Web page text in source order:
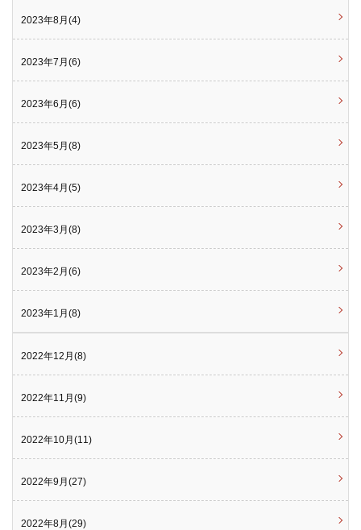
2023年8月(4)
2023年7月(6)
2023年6月(6)
2023年5月(8)
2023年4月(5)
2023年3月(8)
2023年2月(6)
2023年1月(8)
2022年12月(8)
2022年11月(9)
2022年10月(11)
2022年9月(27)
2022年8月(29)